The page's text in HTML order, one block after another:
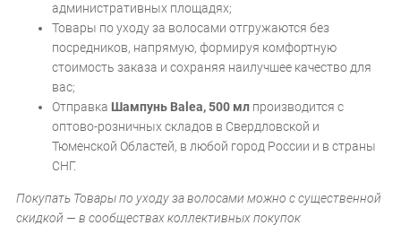
административных площадях;
Товары по уходу за волосами отгружаются без
посредников, напрямую, формируя комфортную
стоимость заказа и сохраняя наилучшее качество для
вас;
Отправка Шампунь Balea, 500 мл производится с
оптово-розничных складов в Свердловской и
Тюменской Областей, в любой город России и в страны
СНГ.
Покупать Товары по уходу за волосами можно с существенной
скидкой — в сообществах коллективных покупок